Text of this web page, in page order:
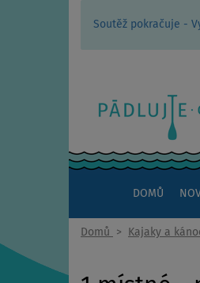
Soutěž pokračuje -
DOMŮ
Domů > Kajaky a